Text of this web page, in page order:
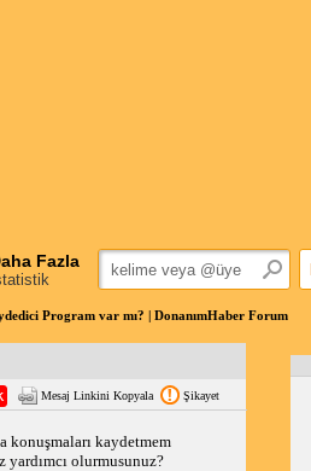
Fazla
Program var mı? | DonanımHaber Forum
Mesaj Linkini Kopyala Şikayet
konuşmaları kaydetmem
olurmusunuz?